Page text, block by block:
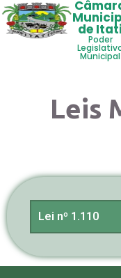
de Itati
Poder
Municipal
Leis
Lei nº 1.110